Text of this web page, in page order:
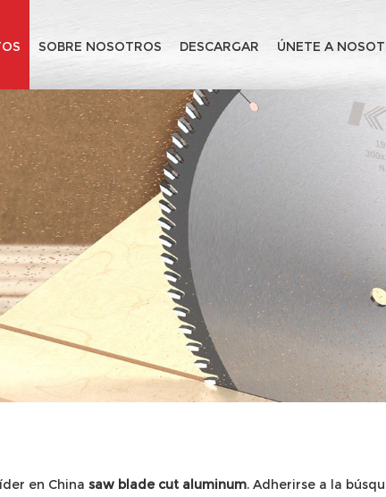
SOBRE NOSOTROS DESCARGAR ÚNETE A
en China saw blade cut aluminum. Adherirse a la